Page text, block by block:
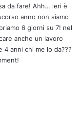
da fare! Ahh… ieri è
anno non siamo
6 giorni su 7! nel
anche un lavoro
4 anni chi me lo da???